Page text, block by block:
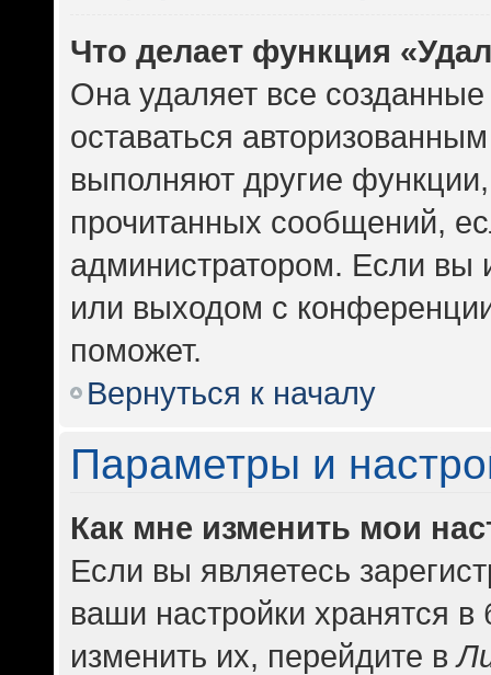
Что делает функция
Она удаляет все
оставаться
выполняют другие
прочитанных сообщений,
администратором. Если вы
или выходом с
поможет.
Вернуться к началу
Параметры и
Как мне изменить мои
Если вы являетесь
ваши настройки хранятся
изменить их, перейдите в